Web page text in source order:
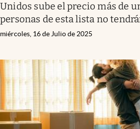
Unidos sube el precio más de
personas de esta lista no
miércoles, 16 de Julio de 2025